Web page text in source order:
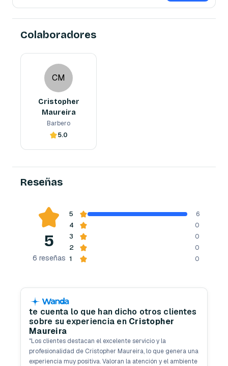
Colaboradores
CM
Cristopher
Maureira
Barbero
5.0
Barbero
Reserva ahora
Reseñas
5
6 reseñas
5 6
4 0
3 0
2 0
1 0
te cuenta lo que han dicho otros clientes
sobre su experiencia en Cristopher
Maureira
"Los clientes destacan el excelente servicio y la
profesionalidad de Cristopher Maureira, lo que genera una
experiencia muy positiva. Valoran la atención y el ambiente